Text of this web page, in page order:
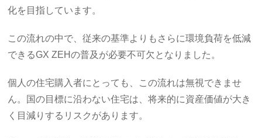
化を目指しています。
この流れの中で、従来の基準よりもさらに環境負荷を低減
できるGX ZEHの普及が必要不可欠となりました。
個人の住宅購入者にとっても、この流れは無視できませ
ん。国の目標に沿わない住宅は、将来的に資産価値が大き
く目減りするリスクがあります。